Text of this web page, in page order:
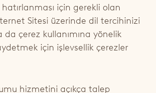
için gerekli olan
Sitesi üzerinde dil tercihinizi
da çerez kullanımına yönelik
için işlevsellik çerezler
hizmetini açıkça talep